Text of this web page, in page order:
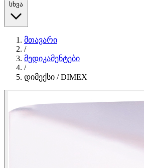
სხვა
მთავარი
/
მედიკამენტები
/
დიმექსი / DIMEX